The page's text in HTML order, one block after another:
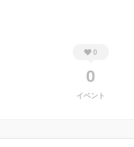
0
0
イベント